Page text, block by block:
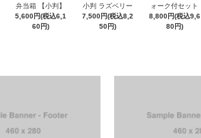
弁当箱 【小判】
5,600円(税込6,1
60円)
小判 ラズベリー
7,500円(税込8,2
50円)
ォーク付セット
8,800円(税込9,6
80円)